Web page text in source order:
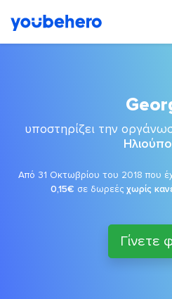
υποστηρίζει την
Από 31 Οκτωβρίου του 2018 που
0,15€ σε δωρεές χωρίς
Γίνετε